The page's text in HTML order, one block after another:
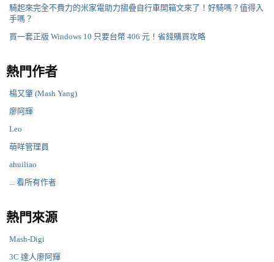
騎起來完全不費力的米家電助力摺疊自行車開箱文來了！好騎嗎？值得入
手嗎？
買一套正版 Windows 10 只要台幣 406 元！省錢購買攻略
熱門作者
楊又肇 (Mash Yang)
廖阿輝
Leo
萌咩管理員
ahuiliao
... 看所有作者
熱門來源
Mash-Digi
3C 達人廖阿輝